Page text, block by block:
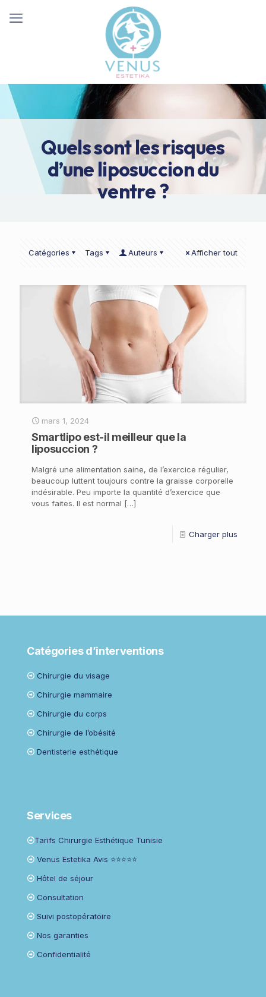
Quels sont les risques
d’une liposuccion du
ventre ?
Catégories Tags Auteurs Afficher tout
mars 1, 2024
Smartlipo est-il meilleur que la
liposuccion ?
Malgré une alimentation saine, de l’exercice régulier,
beaucoup luttent toujours contre la graisse corporelle
indésirable. Peu importe la quantité d’exercice que
vous faites. Il est normal […]
Charger plus
Catégories d’interventions
Chirurgie du visage
Chirurgie mammaire
Chirurgie du corps
Chirurgie de l’obésité
Dentisterie esthétique
Services
Tarifs Chirurgie Esthétique Tunisie
Venus Estetika Avis ⭐⭐⭐⭐⭐
Hôtel de séjour
Consultation
Suivi postopératoire
Nos garanties
Confidentialité